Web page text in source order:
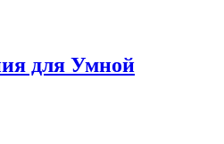
для Умной